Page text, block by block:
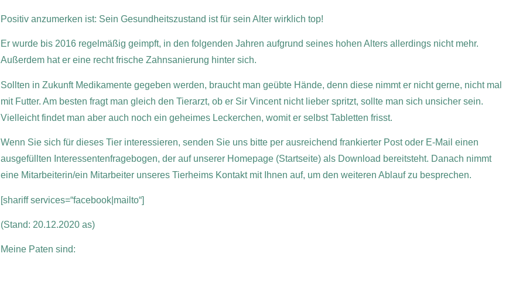
Positiv anzumerken ist: Sein Gesundheitszustand ist für sein Alter wirklich top!
Er wurde bis 2016 regelmäßig geimpft, in den folgenden Jahren aufgrund seines hohen Alters allerdings nicht mehr.
Außerdem hat er eine recht frische Zahnsanierung hinter sich.
Sollten in Zukunft Medikamente gegeben werden, braucht man geübte Hände, denn diese nimmt er nicht gerne, nicht mal
mit Futter. Am besten fragt man gleich den Tierarzt, ob er Sir Vincent nicht lieber spritzt, sollte man sich unsicher sein.
Vielleicht findet man aber auch noch ein geheimes Leckerchen, womit er selbst Tabletten frisst.
Wenn Sie sich für dieses Tier interessieren, senden Sie uns bitte per ausreichend frankierter Post oder E-Mail einen
ausgefüllten Interessentenfragebogen, der auf unserer Homepage (Startseite) als Download bereitsteht. Danach nimmt
eine Mitarbeiterin/ein Mitarbeiter unseres Tierheims Kontakt mit Ihnen auf, um den weiteren Ablauf zu besprechen.
[shariff services=“facebook|mailto“]
(Stand: 20.12.2020 as)
Meine Paten sind: